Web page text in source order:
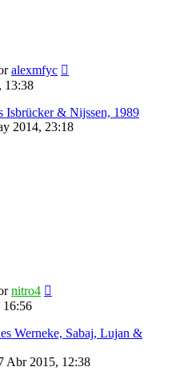
alexmfyc
13:38
Isbrücker & Nijssen, 1989
2014, 23:18
nitro4
16:56
Werneke, Sabaj, Lujan &
Abr 2015, 12:38